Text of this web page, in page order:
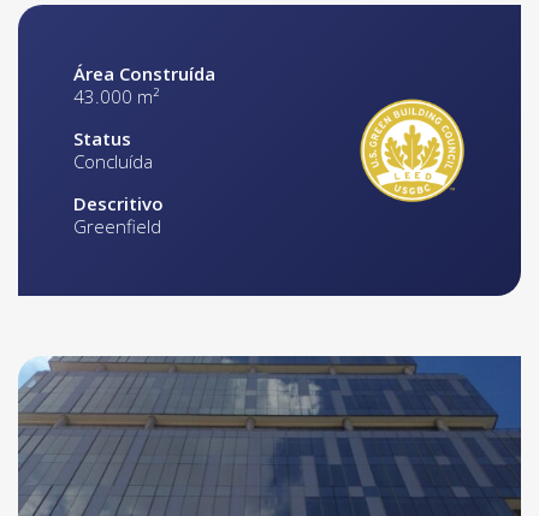
Área Construída
43.000 m²
Status
Concluída
Descritivo
Greenfield